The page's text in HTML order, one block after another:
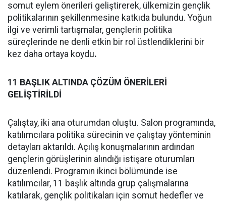
somut eylem önerileri geliştirerek, ülkemizin gençlik
politikalarının şekillenmesine katkıda bulundu. Yoğun
ilgi ve verimli tartışmalar, gençlerin politika
süreçlerinde ne denli etkin bir rol üstlendiklerini bir
kez daha ortaya koydu.
11 BAŞLIK ALTINDA ÇÖZÜM ÖNERİLERİ
GELİŞTİRİLDİ
Çalıştay, iki ana oturumdan oluştu. Salon programında,
katılımcılara politika sürecinin ve çalıştay yönteminin
detayları aktarıldı. Açılış konuşmalarının ardından
gençlerin görüşlerinin alındığı istişare oturumları
düzenlendi. Programın ikinci bölümünde ise
katılımcılar, 11 başlık altında grup çalışmalarına
katılarak, gençlik politikaları için somut hedefler ve